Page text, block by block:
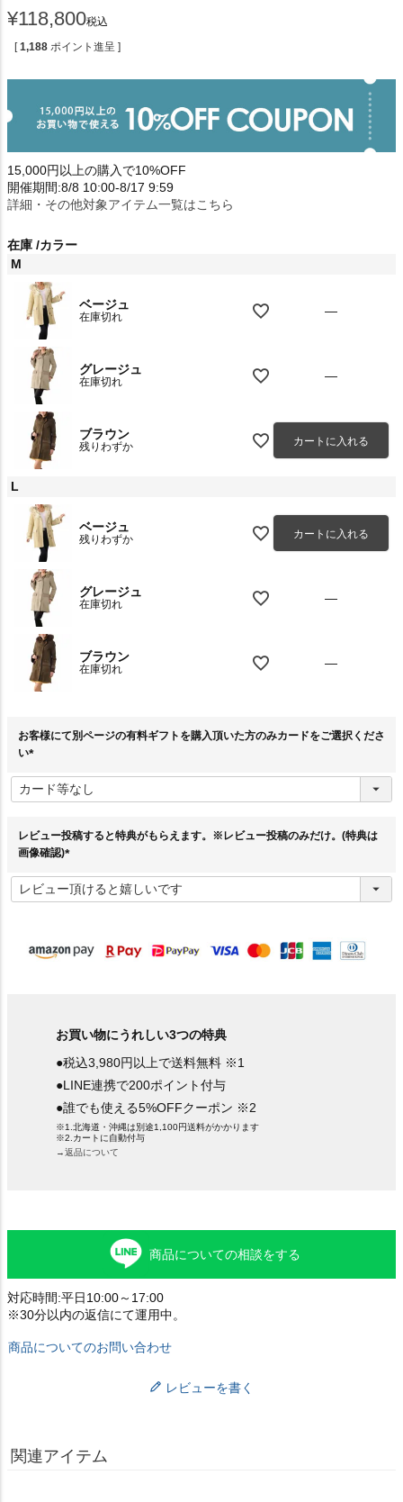
¥118,800税込
[ 1,188 ポイント進呈 ]
15,000円以上の購入で10%OFF
開催期間:8/8 10:00-8/17 9:59
詳細・その他対象アイテム一覧はこちら
在庫 カラー
M
ベージュ
在庫切れ —
グレージュ
在庫切れ —
ブラウン
残りわずか カートに入れる
L
ベージュ
残りわずか カートに入れる
グレージュ
在庫切れ —
ブラウン
在庫切れ —
お客様にて別ページの有料ギフトを購入頂いた方のみカードをご選択くださ
い
必
須
レビュー投稿すると特典がもらえます。※レビュー投稿のみだけ。(特典は
画像確認)
必
須
お買い物にうれしい3つの特典
●税込3,980円以上で送料無料 ※1
●LINE連携で200ポイント付与
●誰でも使える5%OFFクーポン ※2
※1.北海道・沖縄は別途1,100円送料がかかります
※2.カートに自動付与
→返品について
商品についての相談をする
対応時間:平日10:00～17:00
※30分以内の返信にて運用中。
商品についてのお問い合わせ
レビューを書く
関連アイテム